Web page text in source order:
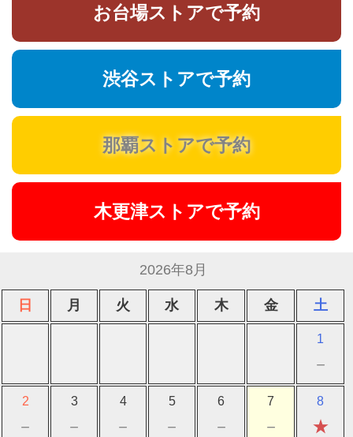
お台場ストアで予約
渋谷ストアで予約
那覇ストアで予約
木更津ストアで予約
2026年8月
日 月 火 水 木 金 土
1
－
2
－
3
－
4
－
5
－
6
－
7
－
8
★